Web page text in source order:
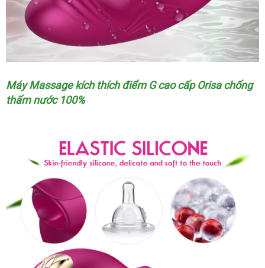
Máy Massage kích thích điểm G cao cấp Orisa chống
thấm nước 100%